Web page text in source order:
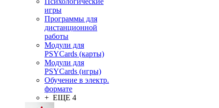
игры
Программы для
дистанционной
работы
Модули для
PSYCards (карты)
Модули для
PSYCards (игры)
Обучение в электр.
формате
+ ЕЩЕ 4